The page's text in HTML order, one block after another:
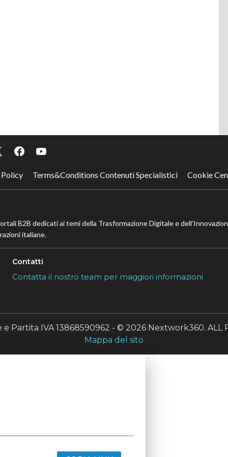
Terms&Conditions Contenuti Specialistici Cookie
B2B dedicati ai temi della Trasformazione Digitale e
italiane.
Contatti
Contatta il nostro team per maggiori informazioni
Partita IVA 13868590962 - © 2026 Nextwork360. ALL
Mappa del sito